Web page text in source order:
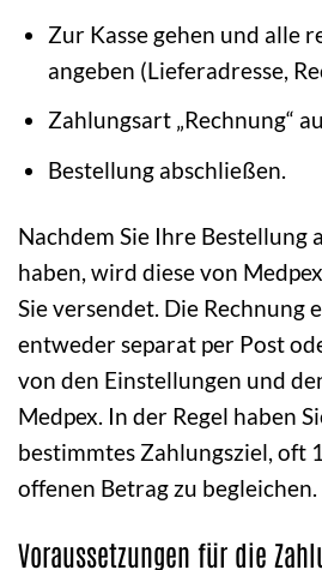
Zur Kasse gehen und alle
angeben (Lieferadresse,
Zahlungsart „Rechnung“
Bestellung abschließen.
Nachdem Sie Ihre Bestellung
haben, wird diese von
Sie versendet. Die Rechnung
entweder separat per Post
von den Einstellungen und
Medpex. In der Regel haben
bestimmtes Zahlungsziel, oft
offenen Betrag zu begleichen.
Voraussetzungen für die